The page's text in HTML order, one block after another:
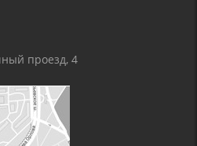
проезд, 4